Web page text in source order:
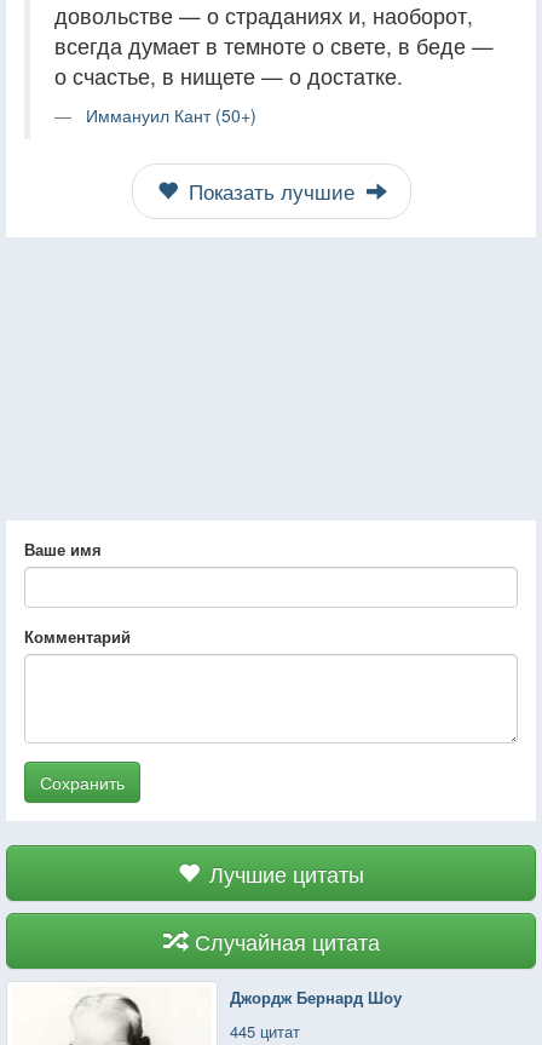
довольстве — о страданиях и, наоборот,
всегда думает в темноте о свете, в беде —
о счастье, в нищете — о достатке.
Иммануил Кант (50+)
Показать лучшие
Ваше имя
Комментарий
Сохранить
Лучшие цитаты
Случайная цитата
Джордж Бернард Шоу
445 цитат